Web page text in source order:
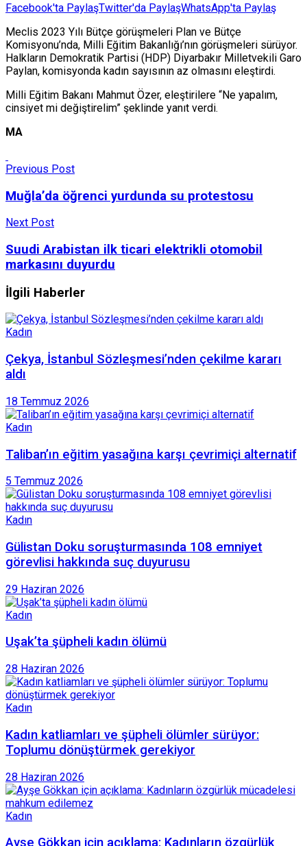
Facebook'ta PaylaşTwitter'da PaylaşWhatsApp'ta Paylaş
Meclis 2023 Yılı Bütçe görüşmeleri Plan ve Bütçe
Komisyonu’nda, Milli Eğitim Bakanlığı’nın görüşmeleri sürüyor.
Halkların Demokratik Partisi (HDP) Diyarbakır Milletvekili Garo
Paylan, komisyonda kadın sayısının az olmasını eleştirdi.
Milli Eğitim Bakanı Mahmut Özer, eleştirilere “Ne yapalım,
cinsiyet mi değiştirelim” şeklinde yanıt verdi.
MA
Previous Post
Muğla’da öğrenci yurdunda su protestosu
Next Post
Suudi Arabistan ilk ticari elektrikli otomobil
markasını duyurdu
İlgili Haberler
Kadın
Çekya, İstanbul Sözleşmesi’nden çekilme kararı
aldı
18 Temmuz 2026
Kadın
Taliban’ın eğitim yasağına karşı çevrimiçi alternatif
5 Temmuz 2026
Kadın
Gülistan Doku soruşturmasında 108 emniyet
görevlisi hakkında suç duyurusu
29 Haziran 2026
Kadın
Uşak’ta şüpheli kadın ölümü
28 Haziran 2026
Kadın
Kadın katliamları ve şüpheli ölümler sürüyor:
Toplumu dönüştürmek gerekiyor
28 Haziran 2026
Kadın
Ayşe Gökkan için açıklama: Kadınların özgürlük